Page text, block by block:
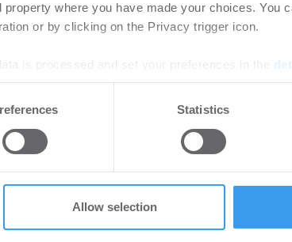
where you have made your choices. You
or by clicking on the Privacy trigger icon.
ads, to provide social media features and to
or that they’ve collected from your use of their
Statistics
Allow selection
über 3.500
den